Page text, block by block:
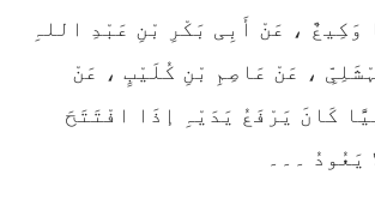
وَکِیعٌ ، عَنْ أَبِی بَکْرِ بْنِ عَبْدِ اللہِ
، عَنْ عَاصِمِ بْنِ کُلَیْبٍ ، عَنْ
کَانَ یَرْفَعُ یَدَیْہِ إذَا افْتَتَحَ
یَعُودُ ۔۔۔